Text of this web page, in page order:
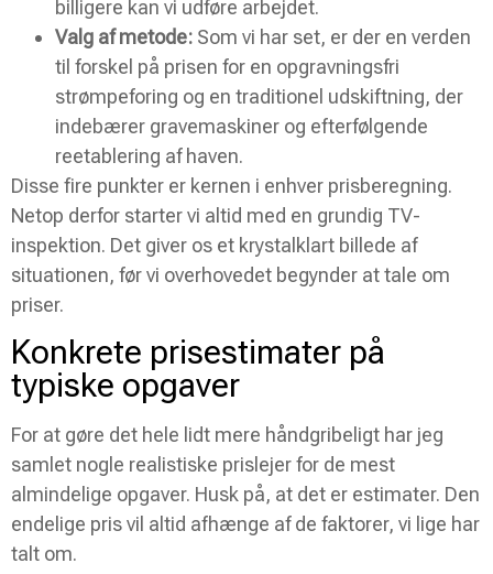
billigere kan vi udføre arbejdet.
Valg af metode: Som vi har set, er der en verden
til forskel på prisen for en opgravningsfri
strømpeforing og en traditionel udskiftning, der
indebærer gravemaskiner og efterfølgende
reetablering af haven.
Disse fire punkter er kernen i enhver prisberegning.
Netop derfor starter vi altid med en grundig TV-
inspektion. Det giver os et krystalklart billede af
situationen, før vi overhovedet begynder at tale om
priser.
Konkrete prisestimater på
typiske opgaver
For at gøre det hele lidt mere håndgribeligt har jeg
samlet nogle realistiske prislejer for de mest
almindelige opgaver. Husk på, at det er estimater. Den
endelige pris vil altid afhænge af de faktorer, vi lige har
talt om.